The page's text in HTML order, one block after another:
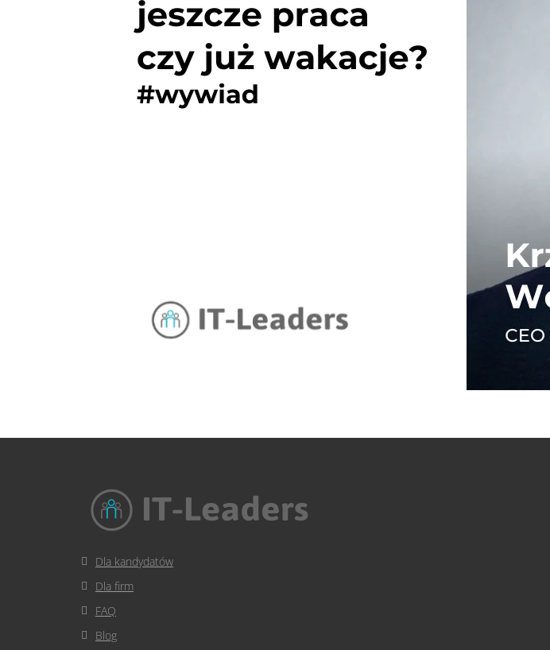
Dla kandydatów
Dla firm
FAQ
Blog